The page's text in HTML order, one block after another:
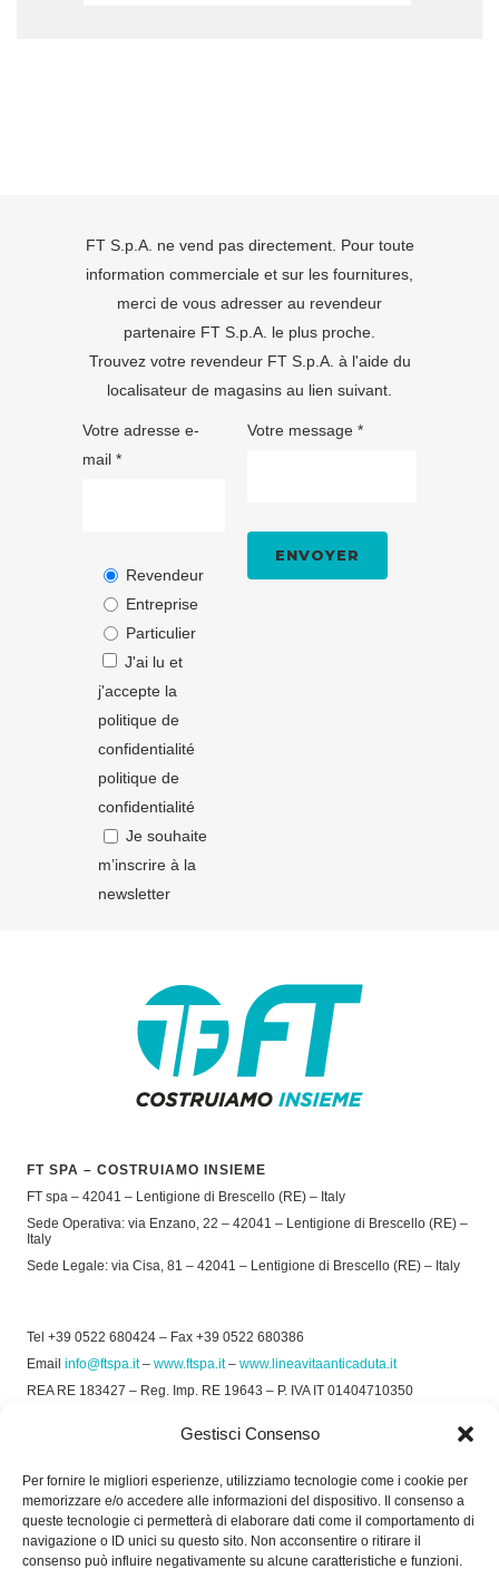
Gestisci Consenso
Per fornire le migliori esperienze, utilizziamo tecnologie come i cookie per
memorizzare e/o accedere alle informazioni del dispositivo. Il consenso a
queste tecnologie ci permetterà di elaborare dati come il comportamento di
navigazione o ID unici su questo sito. Non acconsentire o ritirare il
consenso può influire negativamente su alcune caratteristiche e funzioni.
FT S.p.A. ne vend pas directement. Pour toute
information commerciale et sur les fournitures,
merci de vous adresser au revendeur
partenaire FT S.p.A. le plus proche.
Trouvez votre revendeur FT S.p.A. à l'aide du
localisateur de magasins au lien suivant.
Votre adresse e-
mail *
Revendeur
Entreprise
Particulier
J'ai lu et
j'accepte la
politique de
confidentialité
politique de
confidentialité
Je souhaite
m’inscrire à la
newsletter
Votre message *
FT SPA – COSTRUIAMO INSIEME
FT spa – 42041 – Lentigione di Brescello (RE) – Italy
Sede Operativa: via Enzano, 22 – 42041 – Lentigione di Brescello (RE) –
Italy
Sede Legale: via Cisa, 81 – 42041 – Lentigione di Brescello (RE) – Italy
Tel +39 0522 680424 – Fax +39 0522 680386
Email info@ftspa.it– www.ftspa.it– www.lineavitaanticaduta.it
REA RE 183427 – Reg. Imp. RE 19643 – P. IVA IT 01404710350
Privacy Policy–Cookie Policy
SOCIAL